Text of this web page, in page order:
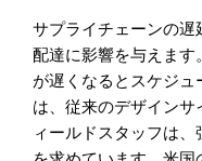
サプライチェーンの
配達に影響を与えます
が遅くなるとスケジ
は、従来のデザイン
ィールドスタッフは